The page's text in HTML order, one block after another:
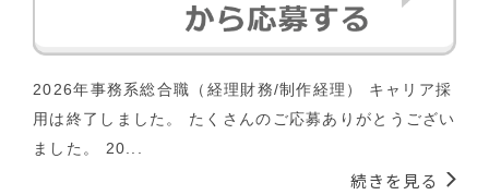
2026年事務系総合職（経理財務/制作経理） キャリア採
用は終了しました。 たくさんのご応募ありがとうござい
ました。 20...
続きを見る